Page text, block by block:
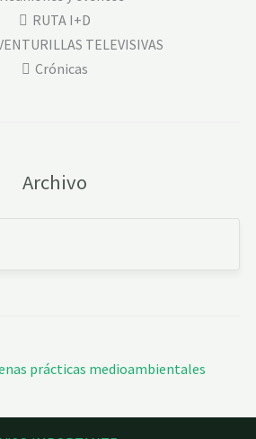
RUTA I+D
TELEVISIVAS
Crónicas
Archivo